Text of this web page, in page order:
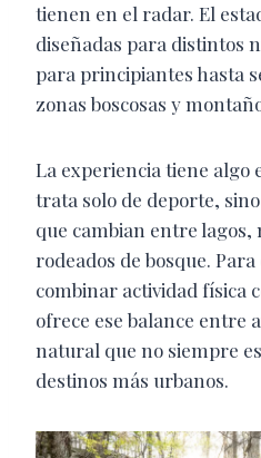
tienen en el radar. El
diseñadas para distintos
para principiantes hasta
zonas boscosas y
La experiencia tiene algo
trata solo de deporte,
que cambian entre lagos,
rodeados de bosque.
combinar actividad física
ofrece ese balance entre
natural que no siempre
destinos más urbanos.